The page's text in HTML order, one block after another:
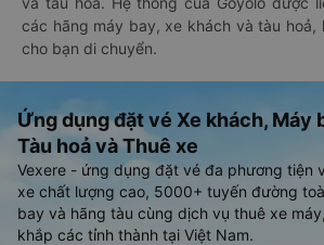
các hãng máy bay, xe khách và tàu hoả,
cho bạn di chuyển.
Ứng dụng đặt vé Xe khách, Máy
Tàu hoả và Thuê xe
Vexere - ứng dụng đặt vé đa phương tiện
xe chất lượng cao, 5000+ tuyến đường
bay và hãng tàu cùng dịch vụ thuê xe
khắp các tỉnh thành tại Việt Nam.